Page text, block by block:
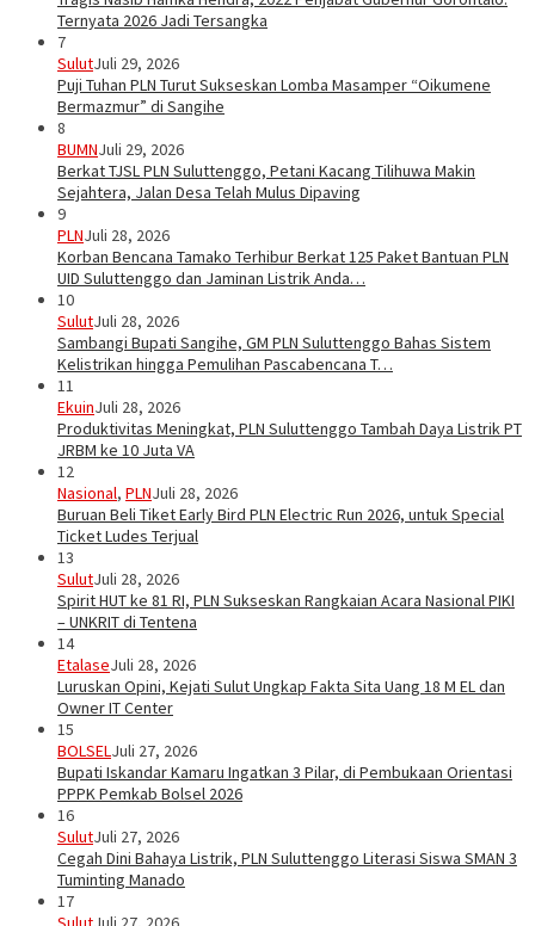
Ternyata 2026 Jadi Tersangka
7
SulutJuli 29, 2026
Puji Tuhan PLN Turut Sukseskan Lomba Masamper “Oikumene
Bermazmur” di Sangihe
8
BUMNJuli 29, 2026
Berkat TJSL PLN Suluttenggo, Petani Kacang Tilihuwa Makin
Sejahtera, Jalan Desa Telah Mulus Dipaving
9
PLNJuli 28, 2026
Korban Bencana Tamako Terhibur Berkat 125 Paket Bantuan PLN
UID Suluttenggo dan Jaminan Listrik Anda…
10
SulutJuli 28, 2026
Sambangi Bupati Sangihe, GM PLN Suluttenggo Bahas Sistem
Kelistrikan hingga Pemulihan Pascabencana T…
11
EkuinJuli 28, 2026
Produktivitas Meningkat, PLN Suluttenggo Tambah Daya Listrik PT
JRBM ke 10 Juta VA
12
Nasional, PLNJuli 28, 2026
Buruan Beli Tiket Early Bird PLN Electric Run 2026, untuk Special
Ticket Ludes Terjual
13
SulutJuli 28, 2026
Spirit HUT ke 81 RI, PLN Sukseskan Rangkaian Acara Nasional PIKI
– UNKRIT di Tentena
14
EtalaseJuli 28, 2026
Luruskan Opini, Kejati Sulut Ungkap Fakta Sita Uang 18 M EL dan
Owner IT Center
15
BOLSELJuli 27, 2026
Bupati Iskandar Kamaru Ingatkan 3 Pilar, di Pembukaan Orientasi
PPPK Pemkab Bolsel 2026
16
SulutJuli 27, 2026
Cegah Dini Bahaya Listrik, PLN Suluttenggo Literasi Siswa SMAN 3
Tuminting Manado
17